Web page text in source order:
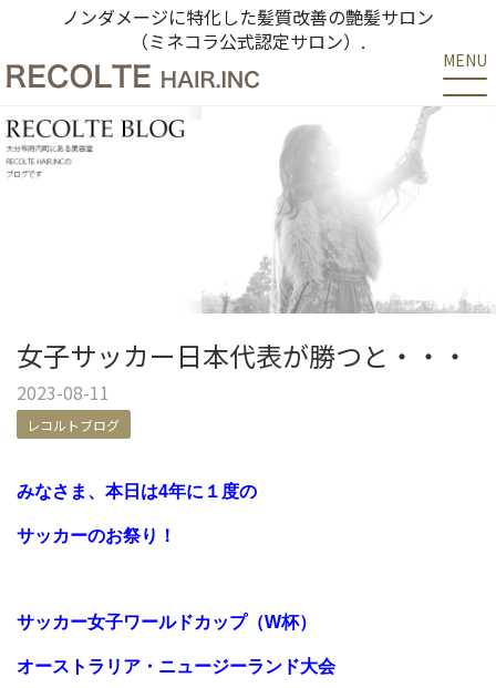
ノンダメージに特化した髪質改善の艶髪サロン
（ミネコラ公式認定サロン）.
MENU
女子サッカー日本代表が勝つと・・・
2023-08-11
レコルトブログ
みなさま、本日は4年に１度の
サッカーのお祭り！
サッカー女子ワールドカップ（W杯）
オーストラリア・ニュージーランド大会